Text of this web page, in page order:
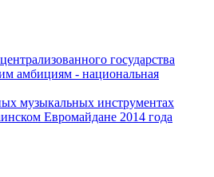
государства
амбициям - национальная
музыкальных инструментах
Евромайдане 2014 года